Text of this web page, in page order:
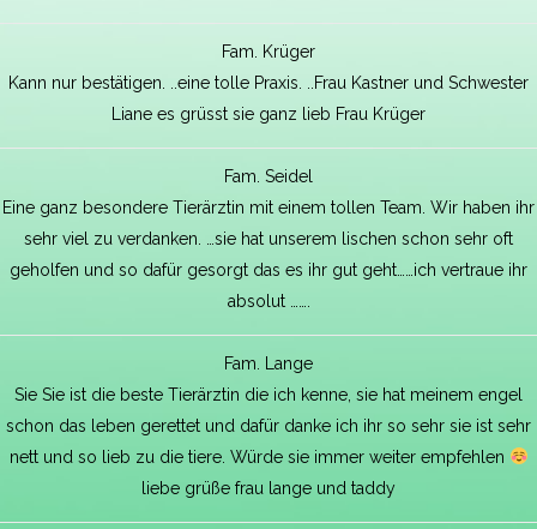
Fam. Krüger
Kann nur bestätigen. ..eine tolle Praxis. ..Frau Kastner und Schwester
Liane es grüsst sie ganz lieb Frau Krüger
Fam. Seidel
Eine ganz besondere Tierärztin mit einem tollen Team. Wir haben ihr
sehr viel zu verdanken. …sie hat unserem lischen schon sehr oft
geholfen und so dafür gesorgt das es ihr gut geht……ich vertraue ihr
absolut …….
Fam. Lange
Sie Sie ist die beste Tierärztin die ich kenne, sie hat meinem engel
schon das leben gerettet und dafür danke ich ihr so sehr sie ist sehr
nett und so lieb zu die tiere. Würde sie immer weiter empfehlen
liebe grüße frau lange und taddy